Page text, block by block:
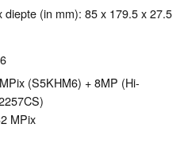
diepte (in mm): 85 x 179.5 x 27.5
(S5KHM6) + 8MP (Hi-
MPix